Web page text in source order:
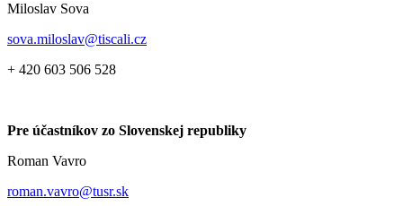
Miloslav Sova
sova.miloslav@tiscali.cz
+ 420 603 506 528
Pre účastníkov zo Slovenskej republiky
Roman Vavro
roman.vavro@tusr.sk